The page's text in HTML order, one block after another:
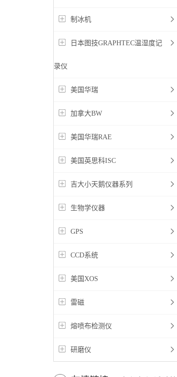
制冰机
日本图技GRAPHTEC温湿度记
录仪
美国华瑞
加拿大BW
美国华瑞RAE
美国英思科ISC
吉大小天鹅仪器系列
生物学仪器
GPS
CCD系统
美国XOS
雷磁
熔喷布检测仪
研磨仪